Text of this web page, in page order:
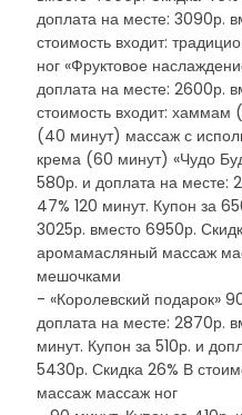
доплата на месте: 3090р.
стоимость входит:
ног «Фруктовое
доплата на месте: 2600р.
стоимость входит: хаммам
(40 минут) массаж с
крема (60 минут) «Чудо
580р. и доплата на месте:
47% 120 минут. Купон за
3025р. вместо 6950р.
аромамасляный массаж
мешочками
- «Королевский подарок»
доплата на месте: 2870р.
минут. Купон за 510р. и
5430р. Скидка 26% В
массаж массаж ног